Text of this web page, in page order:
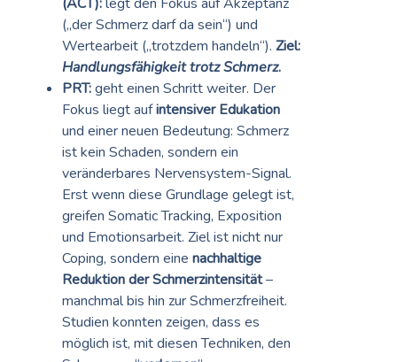
(ACT):legt den Fokus aufAkzeptanz
(„der Schmerz darf da sein“) und
Wertearbeit („trotzdem handeln“). Ziel:
Handlungsfähigkeit trotz Schmerz.
PRT:geht einen Schritt weiter. Der
Fokus liegt aufintensiver Edukation
und einer neuen Bedeutung: Schmerz
ist kein Schaden, sondern ein
veränderbares Nervensystem-Signal.
Erst wenn diese Grundlage gelegt ist,
greifen Somatic Tracking, Exposition
und Emotionsarbeit. Ziel ist nicht nur
Coping, sondern eine nachhaltige
Reduktion der Schmerzintensität–
manchmal bis hin zur Schmerzfreiheit.
Studien konnten zeigen, dass es
möglich ist, mit diesen Techniken, den